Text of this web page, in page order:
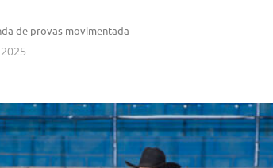
de provas movimentada